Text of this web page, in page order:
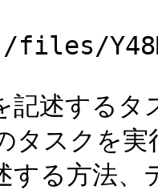
記述する
タスクを
する方法